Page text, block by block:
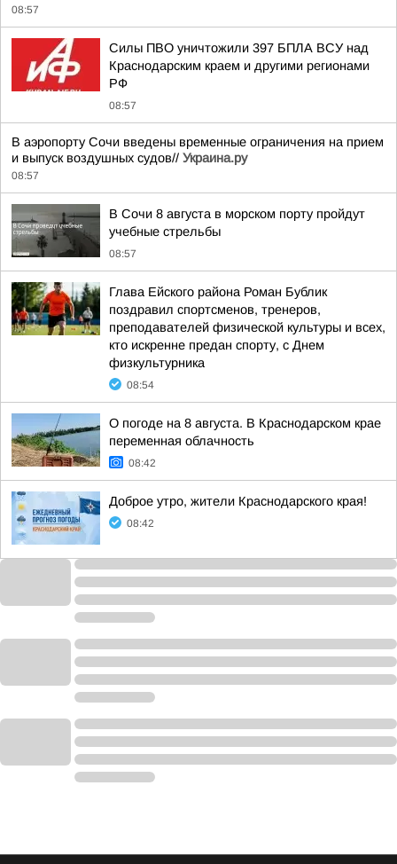
08:57
Силы ПВО уничтожили 397 БПЛА ВСУ над
Краснодарским краем и другими регионами
РФ
08:57
В аэропорту Сочи введены временные ограничения на прием
и выпуск воздушных судов// Украина.ру
08:57
В Сочи 8 августа в морском порту пройдут
учебные стрельбы
08:57
Глава Ейского района Роман Бублик
поздравил спортсменов, тренеров,
преподавателей физической культуры и всех,
кто искренне предан спорту, с Днем
физкультурника
08:54
О погоде на 8 августа. В Краснодарском крае
переменная облачность
08:42
Доброе утро, жители Краснодарского края!
08:42